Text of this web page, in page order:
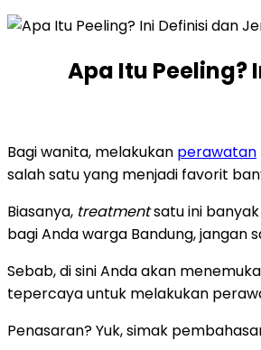
Apa Itu Peeling?
Bagi wanita, melakukan perawatan
salah satu yang menjadi favorit
Biasanya, treatmentsatu ini
bagi Anda warga Bandung,
Sebab, di sini Anda akan
tepercaya untuk melakukan
Penasaran? Yuk, simak